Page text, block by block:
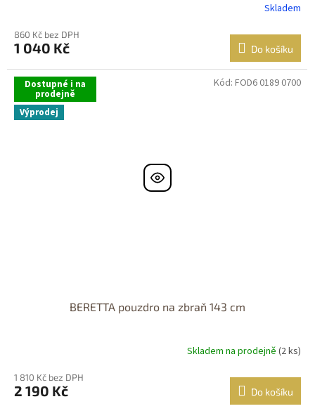
Skladem
860 Kč bez DPH
1 040 Kč Do košíku
Dostupné i na
prodejně
Výprodej
BERETTA pouzdro na zbraň 143 cm
Skladem na prodejně (2 ks)
1 810 Kč bez DPH
2 190 Kč Do košíku
Kód: FOD6 0189 0700